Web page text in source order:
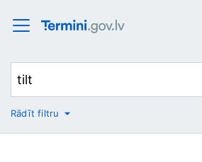
No
Rādīt filtru